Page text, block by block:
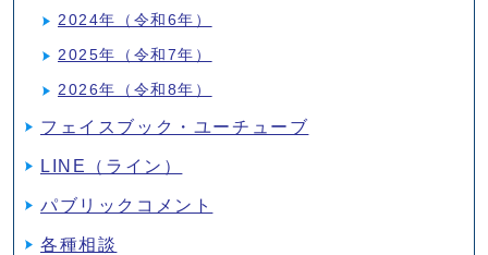
2024年（令和6年）
2025年（令和7年）
2026年（令和8年）
フェイスブック・ユーチューブ
LINE（ライン）
パブリックコメント
各種相談